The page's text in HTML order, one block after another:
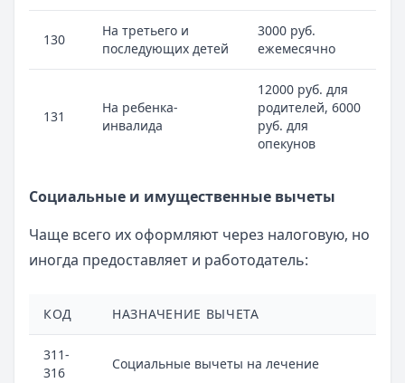
130
На третьего и
последующих детей
3000 руб.
ежемесячно
131
На ребенка-
инвалида
12000 руб. для
родителей, 6000
руб. для
опекунов
Социальные и имущественные вычеты
Чаще всего их оформляют через налоговую, но
иногда предоставляет и работодатель:
КОД НАЗНАЧЕНИЕ ВЫЧЕТА
311-
316
Социальные вычеты на лечение